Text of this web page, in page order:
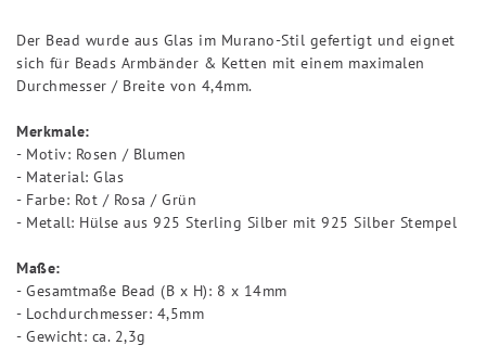
Der Bead wurde aus Glas im Murano-Stil gefertigt und eignet
sich für Beads Armbänder & Ketten mit einem maximalen
Durchmesser / Breite von 4,4mm.
Merkmale:
- Motiv: Rosen / Blumen
- Material: Glas
- Farbe: Rot / Rosa / Grün
- Metall: Hülse aus 925 Sterling Silber mit 925 Silber Stempel
Maße:
- Gesamtmaße Bead (B x H): 8 x 14mm
- Lochdurchmesser: 4,5mm
- Gewicht: ca. 2,3g